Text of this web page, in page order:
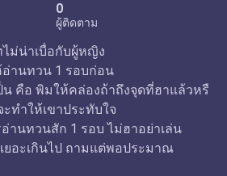
0
ผู้ติดตาม
ม่น่าเบื่อกับผู้หญิง
อ่านทวน 1 รอบก่อน
น คือ พิมให้คล่องถ้าถึงจุดที่ฮาแล้วหรื
ทำให้เขาประทับใจ
านทวนสัก 1 รอบ ไม่ฮาอย่าเล่น
ยอะเกินไป ถามแต่พอประมาณ